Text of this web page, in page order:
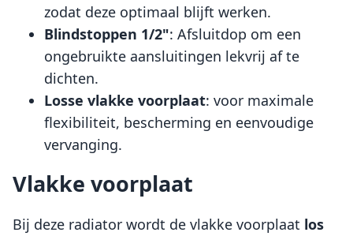
zodat deze optimaal blijft werken.
Blindstoppen 1/2": Afsluitdop om een
ongebruikte aansluitingen lekvrij af te
dichten.
Losse vlakke voorplaat: voor maximale
flexibiliteit, bescherming en eenvoudige
vervanging.
Vlakke voorplaat
Bij deze radiator wordt de vlakke voorplaat los